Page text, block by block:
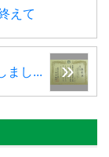
えて
まし...